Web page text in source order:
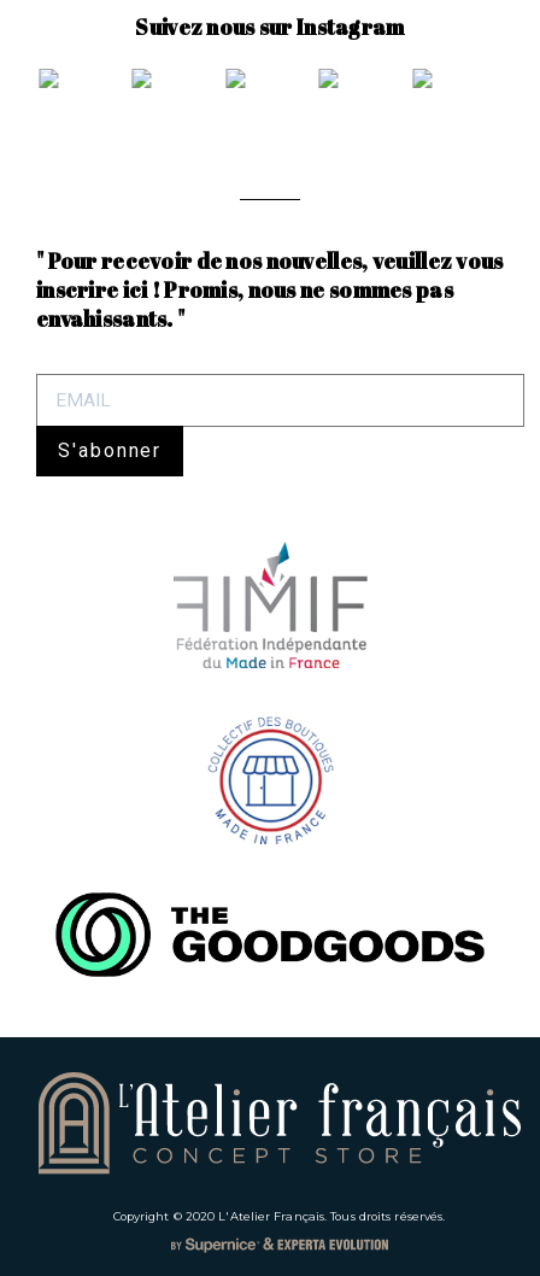
Suivez nous sur Instagram
" Pour recevoir de nos nouvelles, veuillez vous
inscrire ici ! Promis, nous ne sommes pas
envahissants. "
S'abonner
Copyright © 2020 L'Atelier Français. Tous droits réservés.